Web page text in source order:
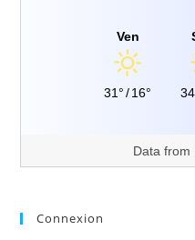
Ven
31°/16°
Data from
Connexion